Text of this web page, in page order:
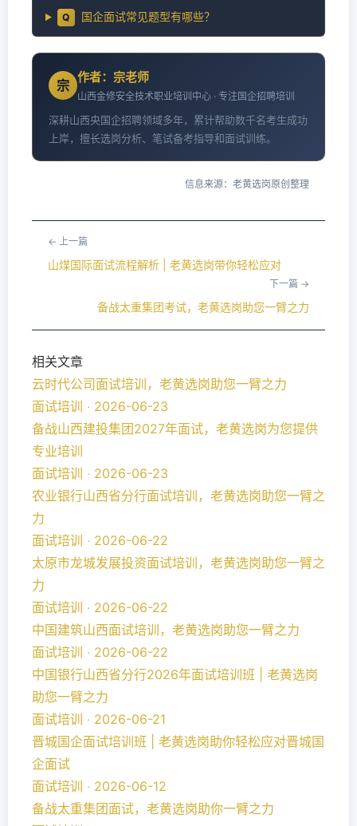
Q 国企面试常见题型有哪些？
宗
作者：宗老师
山西金修安全技术职业培训中心 · 专注国企招聘培训
深耕山西央国企招聘领域多年，累计帮助数千名考生成功
上岸，擅长选岗分析、笔试备考指导和面试训练。
信息来源：老黄选岗原创整理
← 上一篇
山煤国际面试流程解析 | 老黄选岗带你轻松应对
下一篇 →
备战太重集团考试，老黄选岗助您一臂之力
相关文章
云时代公司面试培训，老黄选岗助您一臂之力
面试培训 ‧ 2026-06-23
备战山西建投集团2027年面试，老黄选岗为您提供
专业培训
面试培训 ‧ 2026-06-23
农业银行山西省分行面试培训，老黄选岗助您一臂之
力
面试培训 ‧ 2026-06-22
太原市龙城发展投资面试培训，老黄选岗助您一臂之
力
面试培训 ‧ 2026-06-22
中国建筑山西面试培训，老黄选岗助您一臂之力
面试培训 ‧ 2026-06-22
中国银行山西省分行2026年面试培训班 | 老黄选岗
助您一臂之力
面试培训 ‧ 2026-06-21
晋城国企面试培训班 | 老黄选岗助你轻松应对晋城国
企面试
面试培训 ‧ 2026-06-12
备战太重集团面试，老黄选岗助你一臂之力